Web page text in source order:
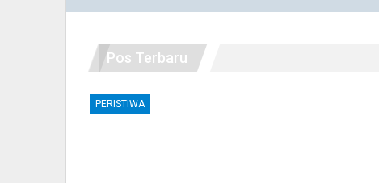
Pos Terbaru
PERISTIWA